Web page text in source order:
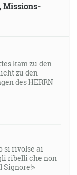
Missions-
kam zu den
zu den
des HERRN
si rivolse ai
ribelli che non